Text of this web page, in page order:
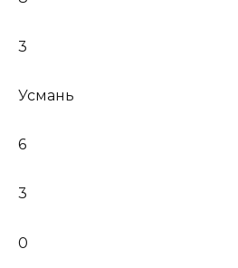
3
Усмань
6
3
0